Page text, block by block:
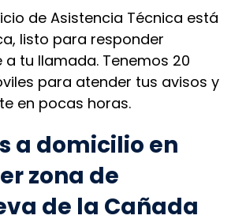
de Asistencia Técnica está
listo para responder
tu llamada. Tenemos 20
para atender tus avisos y
en pocas horas.
a domicilio en
zona de
de la Cañada